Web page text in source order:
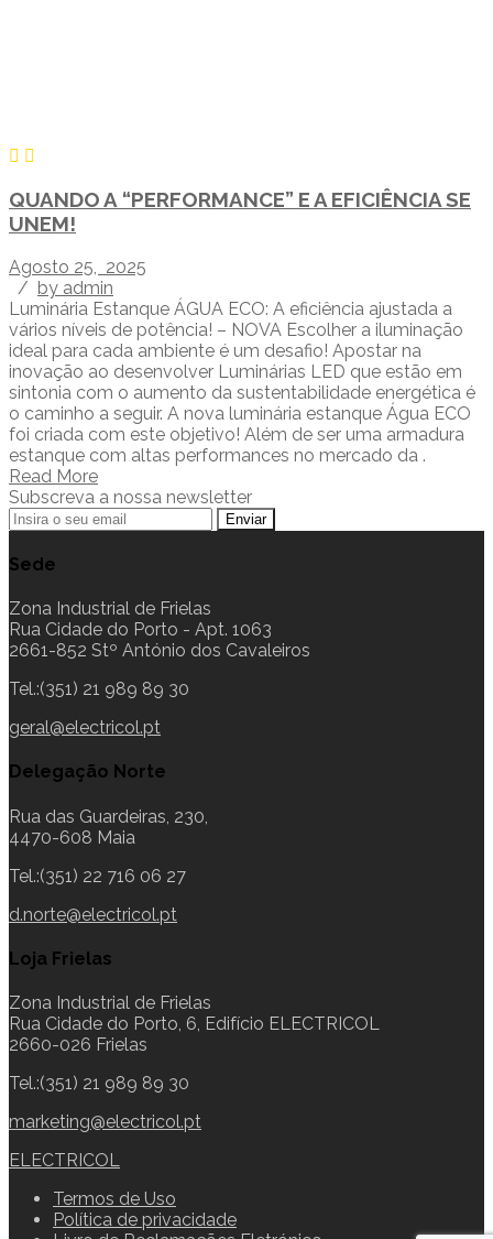
QUANDO A “PERFORMANCE” E A EFICIÊNCIA SE
UNEM!
Agosto 25, 2025
/ by admin
Luminária Estanque ÁGUA ECO: A eficiência ajustada a
vários níveis de potência! – NOVA Escolher a iluminação
ideal para cada ambiente é um desafio! Apostar na
inovação ao desenvolver Luminárias LED que estão em
sintonia com o aumento da sustentabilidade energética é
o caminho a seguir. A nova luminária estanque Água ECO
foi criada com este objetivo! Além de ser uma armadura
estanque com altas performances no mercado da .
Read More
Subscreva a nossa newsletter
Sede
Zona Industrial de Frielas
Rua Cidade do Porto - Apt. 1063
2661-852 Stº António dos Cavaleiros
Tel.:(351) 21 989 89 30
geral@electricol.pt
Delegação Norte
Rua das Guardeiras, 230,
4470-608 Maia
Tel.:(351) 22 716 06 27
d.norte@electricol.pt
Loja Frielas
Zona Industrial de Frielas
Rua Cidade do Porto, 6, Edifício ELECTRICOL
2660-026 Frielas
Tel.:(351) 21 989 89 30
marketing@electricol.pt
ELECTRICOL
Termos de Uso
Política de privacidade